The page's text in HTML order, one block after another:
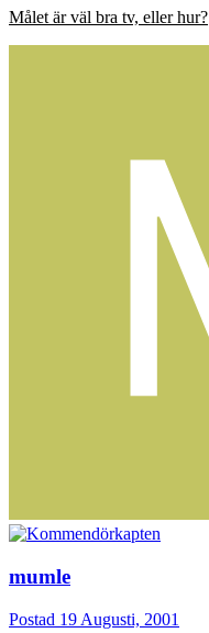
Målet är väl bra tv, eller hur?
mumle
Postad 19 Augusti, 2001